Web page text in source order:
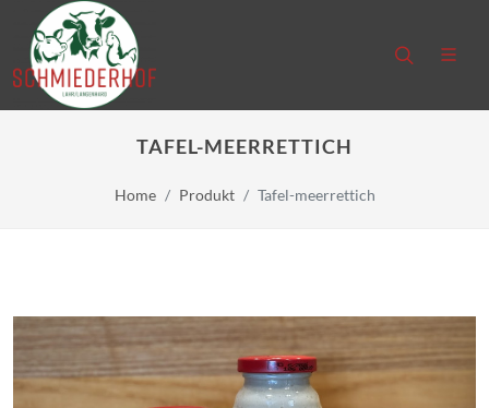
TAFEL-MEERRETTICH
Home Produkt Tafel-meerrettich